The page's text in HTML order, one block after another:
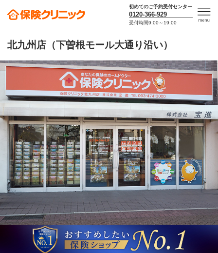
初めてのご予約受付センター
0120-366-929
受付時間9:00～19:00
北九州店（下曽根モール大通り沿い）